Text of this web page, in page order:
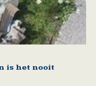
is het nooit